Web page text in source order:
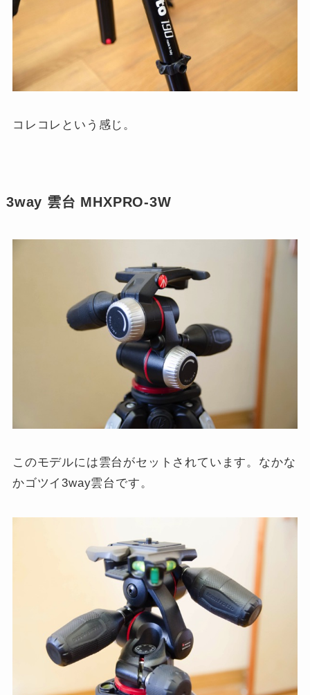
コレコレという感じ。
3way 雲台 MHXPRO-3W
このモデルには雲台がセットされています。なかな
かゴツイ3way雲台です。